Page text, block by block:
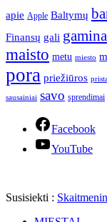
apie Apple Baltymų
Finansų gali gamina
maisto metu miesto
pora priežiūros
sausainiai savo sprendimai
Facebook
YouTube
Susisiekti :